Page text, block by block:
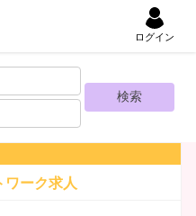
ログイン
ワーク求人